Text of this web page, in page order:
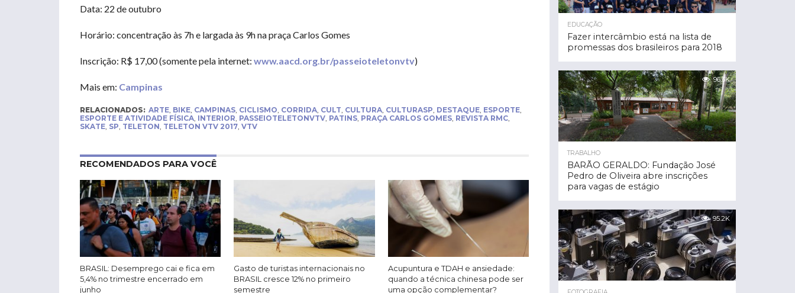
Data: 22 de outubro
Horário: concentração às 7h e largada às 9h na praça Carlos Gomes
Inscrição: R$ 17,00 (somente pela internet: www.aacd.org.br/passeioteletonvtv)
Mais em: Campinas
RELACIONADOS: ARTE, BIKE, CAMPINAS, CICLISMO, CORRIDA, CULT, CULTURA, CULTURASP, DESTAQUE, ESPORTE,
ESPORTE E ATIVIDADE FÍSICA, INTERIOR, PASSEIOTELETONVTV, PATINS, PRAÇA CARLOS GOMES, REVISTA RMC,
SKATE, SP, TELETON, TELETON VTV 2017, VTV
RECOMENDADOS PARA VOCÊ
BRASIL: Desemprego cai e fica em
5,4% no trimestre encerrado em
junho
Gasto de turistas internacionais no
BRASIL cresce 12% no primeiro
semestre
Acupuntura e TDAH e ansiedade:
quando a técnica chinesa pode ser
uma opção complementar?
EDUCAÇÃO
Fazer intercâmbio está na lista de
promessas dos brasileiros para 2018
96.3K
TRABALHO
BARÃO GERALDO: Fundação José
Pedro de Oliveira abre inscrições
para vagas de estágio
95.2K